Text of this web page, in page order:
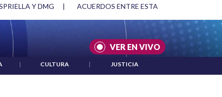
Y DMG | ACUERDOS ENTRE ESTADOS UNIDOS E
VER EN VIVO
| CULTURA | JUSTICIA